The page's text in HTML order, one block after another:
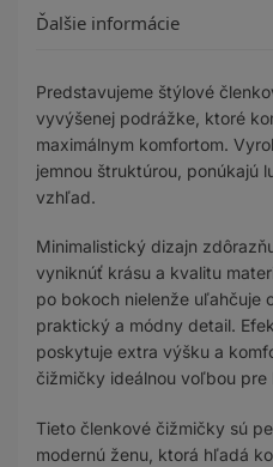
Ďalšie informácie
Predstavujeme štýlové
vyvýšenej podrážke, ktoré
maximálnym komfortom.
jemnou štruktúrou, ponúkajú
vzhľad.
Minimalistický dizajn
vyniknúť krásu a kvalitu
po bokoch nielenže uľahčuje
praktický a módny detail.
poskytuje extra výšku a
čižmičky ideálnou voľbou pre
Tieto členkové čižmičky sú
modernú ženu, ktorá hľadá